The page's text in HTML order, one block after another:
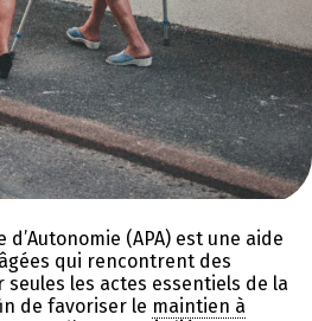
d’Autonomie (APA) est une aide
qui rencontrent des
les actes essentiels de la
de favoriser le maintien à